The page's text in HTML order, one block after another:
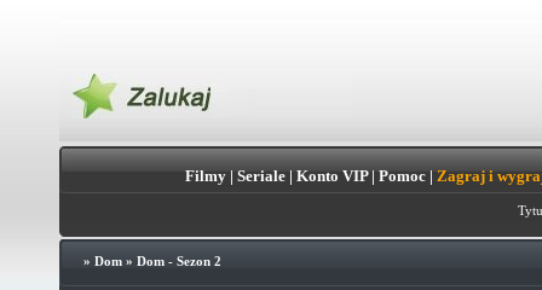
Filmy| Seriale| Konto VIP| Pomoc| Zagraj i
» Dom» Dom - Sezon 2